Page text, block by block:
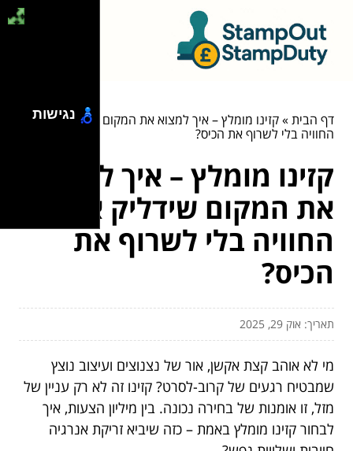
דף הבית»קזינו מומלץ – איך למצוא את המקום שידליק את
החוויה בלי לשרוף את הכיס?
קזינו מומלץ – איך למצוא
את המקום שידליק את
החוויה בלי לשרוף את
הכיס?
תאריך: אוק 29, 2025
מי לא אוהב קצת אקשן, אור של נצנוצים ועיצוב נוצץ
שמבטיח רגעים של קרוב-לסרט? קזינו זה לא רק עניין של
מזל, זו אומנות של בחירה נכונה. בין מיליון הצעות, איך
לבחור קזינו מומלץ באמת – כזה שיביא זריקת אנרגיה
נגישות